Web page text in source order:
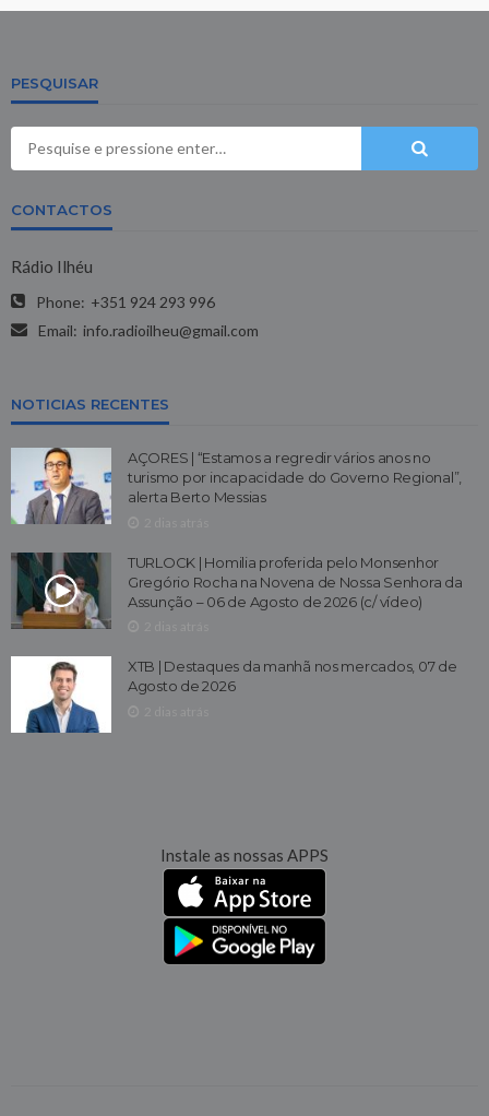
PESQUISAR
CONTACTOS
Rádio Ilhéu
Phone: +351 924 293 996
Email: info.radioilheu@gmail.com
NOTICIAS RECENTES
AÇORES | “Estamos a regredir vários anos no
turismo por incapacidade do Governo Regional”,
alerta Berto Messias
TURLOCK | Homilia proferida pelo Monsenhor
Gregório Rocha na Novena de Nossa Senhora da
Assunção – 06 de Agosto de 2026 (c/ vídeo)
XTB | Destaques da manhã nos mercados, 07 de
Agosto de 2026
Instale as nossas APPS